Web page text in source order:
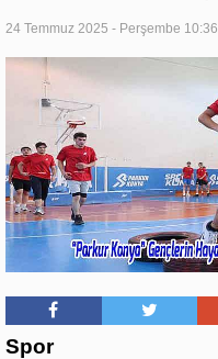
24 Temmuz 2025 - Perşembe 10:36
Spor